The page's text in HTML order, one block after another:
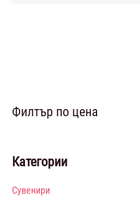
Филтър по цена
Категории
Сувенири